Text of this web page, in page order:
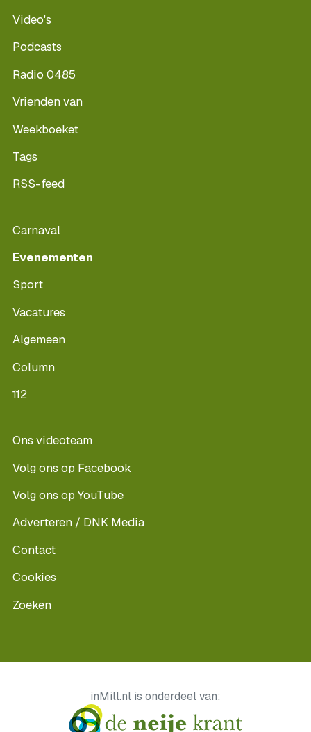
Video's
Podcasts
Radio 0485
Vrienden van
Weekboeket
Tags
RSS-feed
Carnaval
Evenementen
Sport
Vacatures
Algemeen
Column
112
Ons videoteam
Volg ons op Facebook
Volg ons op YouTube
Adverteren / DNK Media
Contact
Cookies
Zoeken
inMill.nl is onderdeel van: